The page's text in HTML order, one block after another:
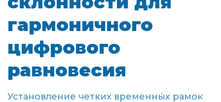
гармоничного
цифрового
равновесия
Установление четких временны́х рамок